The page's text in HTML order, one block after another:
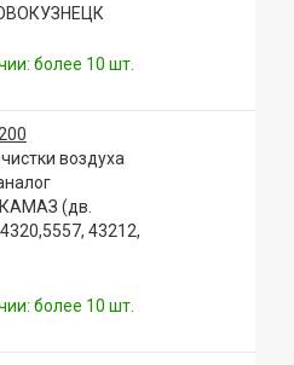
более 10 шт.
воздуха
(дв.
43212,
более 10 шт.